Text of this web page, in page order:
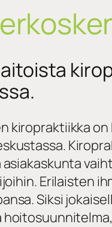
kiropraktiikka
Erilaisten
Siksi